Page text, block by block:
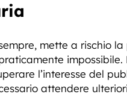
mette a rischio la
l’interesse del
attendere